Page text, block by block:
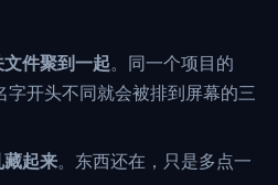
件聚到一起。同一个项目的
字开头不同就会被排到屏幕的三
起来。东西还在，只是多点一